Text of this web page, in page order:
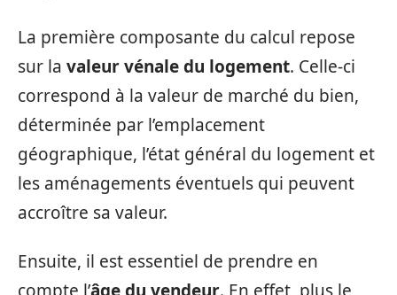
La première composante du calcul repose
sur la valeur vénale du logement. Celle-ci
correspond à la valeur de marché du bien,
déterminée par l’emplacement
géographique, l’état général du logement et
les aménagements éventuels qui peuvent
accroître sa valeur.
Ensuite, il est essentiel de prendre en